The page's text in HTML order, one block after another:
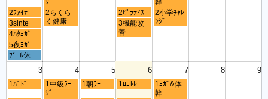
2ﾌｧｲﾃ
2らくら
く健康
2ﾋﾟﾗﾃｨｽ
2小学ﾁｬﾚ
ﾝｼﾞ
3sinte
3機能改
善
4ﾊﾀﾖｶﾞ
5夜ﾖｶﾞ
ﾌﾟｰﾙ休
3 4 5 6 7 8 9
1ﾊﾞﾄﾞ
1中級ﾗｰ
ｼﾞ
1朝ﾗｰ 1ﾛｺﾄﾚ
1ﾖｶﾞ&体
幹